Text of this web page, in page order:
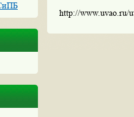
http://www.uvao.ru/